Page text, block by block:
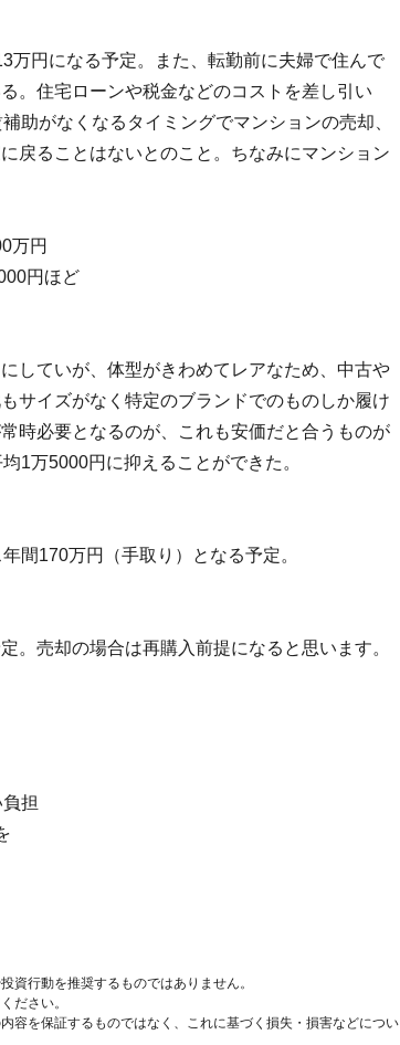
万円になる予定。また、転勤前に夫婦で住んで
。住宅ローンや税金などのコストを差し引い
助がなくなるタイミングでマンションの売却、
戻ることはないとのこと。ちなみにマンション
万円
円ほど
していが、体型がきわめてレアなため、中古や
サイズがなく特定のブランドでのものしか履け
時必要となるのが、これも安価だと合うものが
1万5000円に抑えることができた。
間170万円（手取り）となる予定。
。売却の場合は再購入前提になると思います。
担
資行動を推奨するものではありません。
ださい。
容を保証するものではなく、これに基づく損失・損害などについ